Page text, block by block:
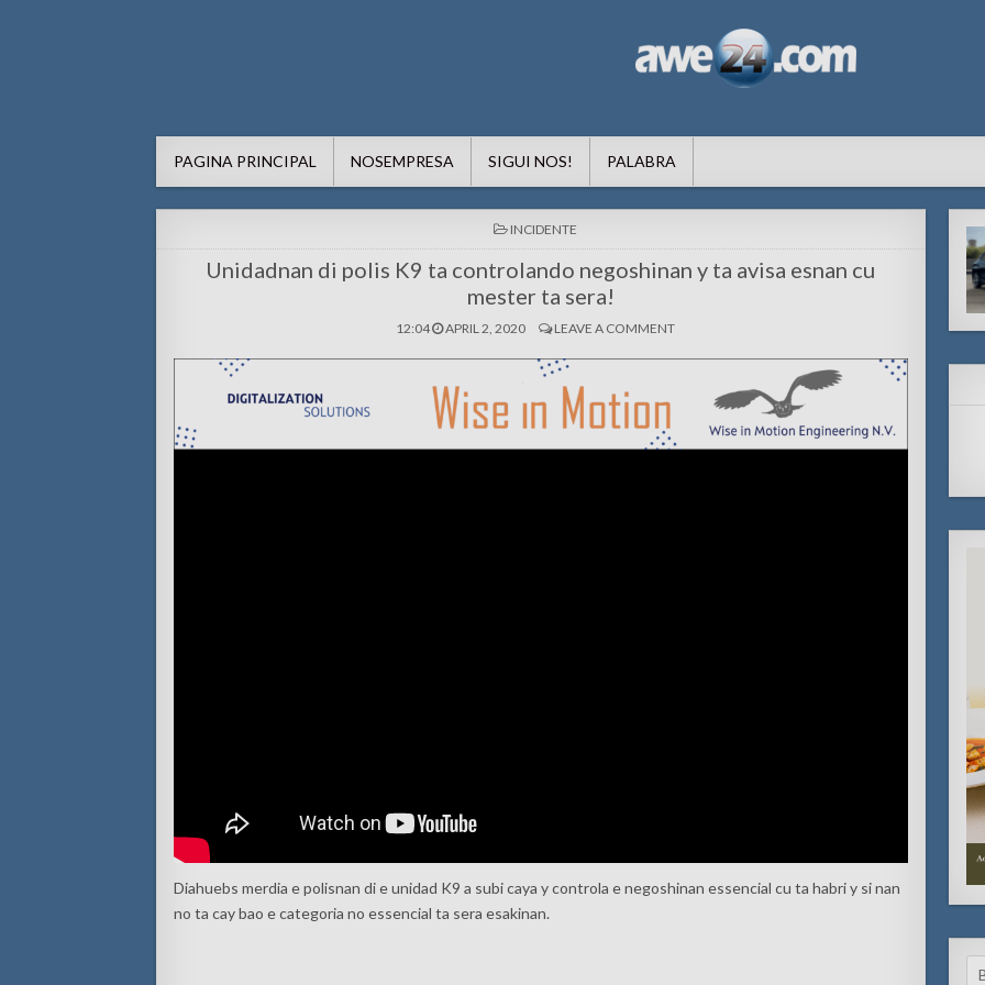
PAGINA PRINCIPAL NOSEMPRESA SIGUI NOS! PALABRA
POSTED
IN
INCIDENTE
Unidadnan di polis K9 ta controlando negoshinan y ta avisa esnan cu
mester ta sera!
12:04 APRIL 2, 2020 LEAVE A COMMENT
Diahuebs merdia e polisnan di e unidad K9 a subi caya y controla e negoshinan essencial cu ta habri y si nan
no ta cay bao e categoria no essencial ta sera esakinan.